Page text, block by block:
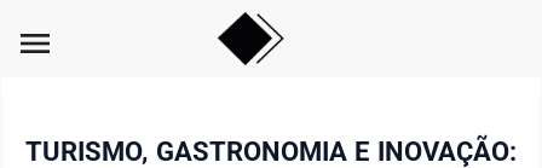
menu
TURISMO, GASTRONOMIA E INOVAÇÃO: